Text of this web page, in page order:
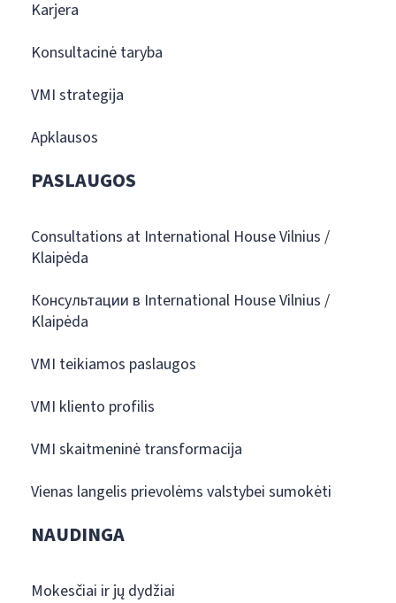
Karjera
Konsultacinė taryba
VMI strategija
Apklausos
PASLAUGOS
Consultations at International House Vilnius /
Klaipėda
Консультации в International House Vilnius /
Klaipėda
VMI teikiamos paslaugos
VMI kliento profilis
VMI skaitmeninė transformacija
Vienas langelis prievolėms valstybei sumokėti
NAUDINGA
Mokesčiai ir jų dydžiai